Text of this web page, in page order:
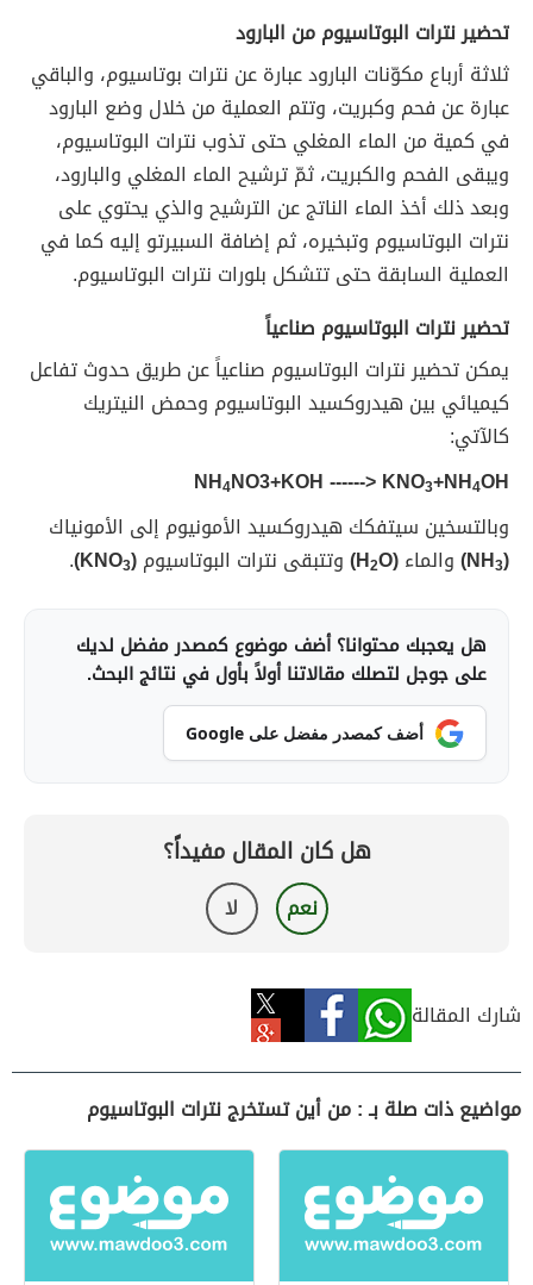
تحضير نترات البوتاسيوم من البارود
ثلاثة أرباع مكوّنات البارود عبارة عن نترات بوتاسيوم، والباقي
عبارة عن فحم وكبريت، وتتم العملية من خلال وضع البارود
في كمية من الماء المغلي حتى تذوب نترات البوتاسيوم،
ويبقى الفحم والكبريت، ثمّ ترشيح الماء المغلي والبارود،
وبعد ذلك أخذ الماء الناتج عن الترشيح والذي يحتوي على
نترات البوتاسيوم وتبخيره، ثم إضافة السبيرتو إليه كما في
العملية السابقة حتى تتشكل بلورات نترات البوتاسيوم.
تحضير نترات البوتاسيوم صناعياً
يمكن تحضير نترات البوتاسيوم صناعياً عن طريق حدوث تفاعل
كيميائي بين هيدروكسيد البوتاسيوم وحمض النيتريك
كالآتي:
NH4NO3+KOH ------> KNO3+NH4OH
وبالتسخين سيتفكك هيدروكسيد الأمونيوم إلى الأمونياك
(NH
3
)والماء(H
2O) وتتبقى نترات البوتاسيوم(KNO
3
)
.
هل يعجبك محتوانا؟ أضف موضوع كمصدر مفضل لديك
على جوجل لتصلك مقالاتنا أولاً بأول في نتائج البحث.
أضف كمصدر مفضل على Google
هل كان المقال مفيداً؟
نعم لا
شارك المقالة
مواضيع ذات صلة بـ : من أين تستخرج نترات البوتاسيوم